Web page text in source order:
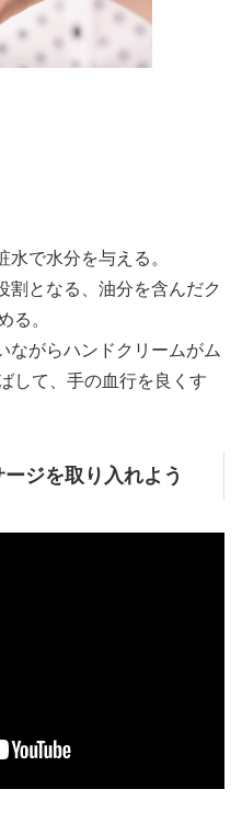
で水分を与える。
割となる、油分を含んだク
る。
ながらハンドクリームがム
して、手の血行を良くす
ジを取り入れよう